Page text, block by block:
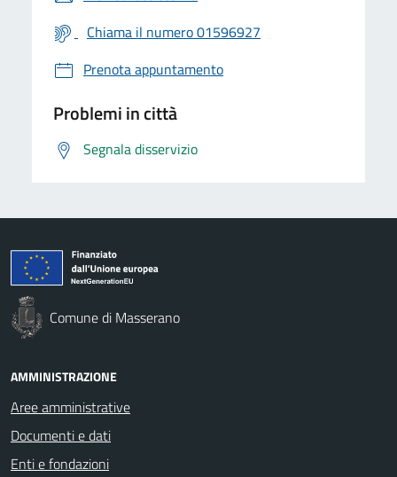
Chiama il numero 01596927
Prenota appuntamento
Problemi in città
Segnala disservizio
Comune di Masserano
AMMINISTRAZIONE
Aree amministrative
Documenti e dati
Enti e fondazioni